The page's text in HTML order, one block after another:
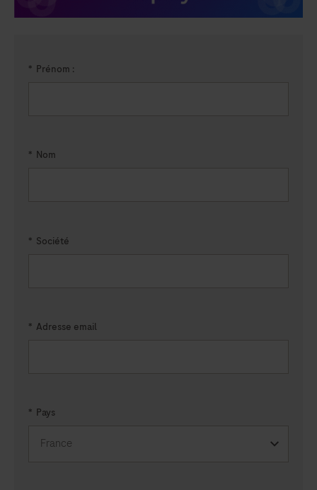
* Prénom :
* Nom
* Société
* Adresse email
* Pays